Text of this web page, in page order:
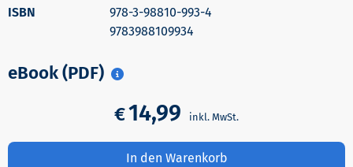
978-3-98810-993-4
9783988109934
eBook (PDF)
€14,99
In den Warenkorb